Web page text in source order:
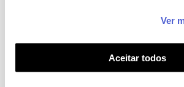
funcionalidades (cookies de
funcionalidade) e adaptar anúncios
(cookies de publicidade personalizada).
utilização dos cookies clicando em "
Ver
Aceitar todos
A poupança que COMBINA